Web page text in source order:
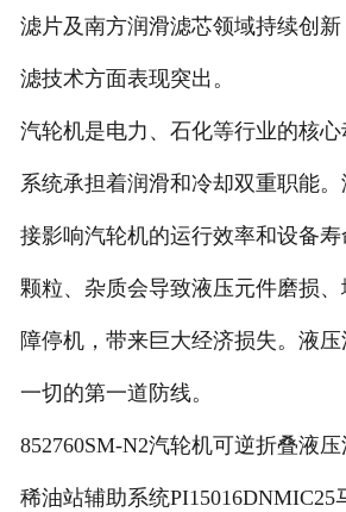
滤片及南方润滑滤芯领域持续创
滤技术方面表现突出。
汽轮机是电力、石化等行业的核
系统承担着润滑和冷却双重职能
接影响汽轮机的运行效率和设备
颗粒、杂质会导致液压元件磨损
障停机，带来巨大经济损失。液
一切的第一道防线。
852760SM-N2汽轮机可逆折叠液
稀油站辅助系统PI15016DNMIC25